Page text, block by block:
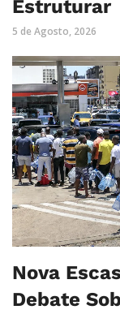
Estruturar
5 de Agosto, 2026
Nova
Debate